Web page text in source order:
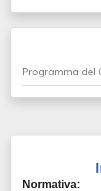
Programma del
Normativa: